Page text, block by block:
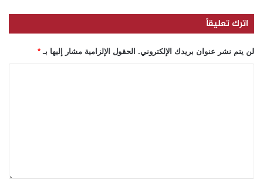
اترك تعليقاً
لن يتم نشر عنوان بريدك الإلكتروني. الحقول الإلزامية مشار إليها بـ *